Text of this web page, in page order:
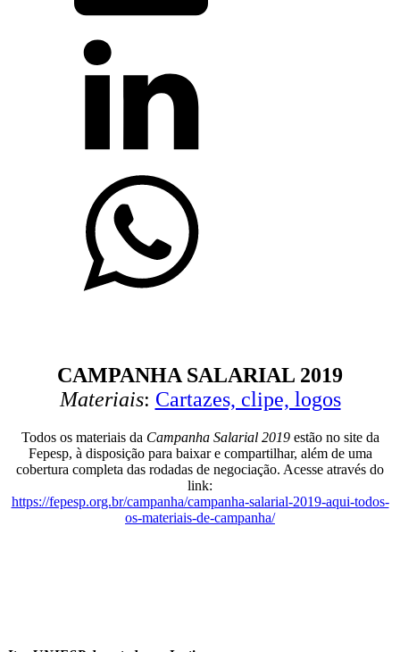
CAMPANHA SALARIAL 2019
Materiais: Cartazes, clipe, logos
Todos os materiais da Campanha Salarial 2019estão no site da
Fepesp, à disposição para baixar e compartilhar, além de uma
cobertura completa das rodadas de negociação. Acesse através do
link:
https://fepesp.org.br/campanha/campanha-salarial-2019-aqui-todos-
os-materiais-de-campanha/